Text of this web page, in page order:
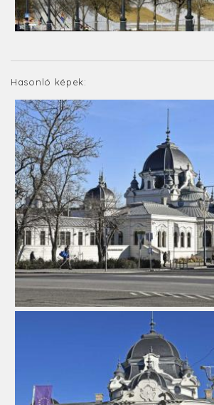
Hasonló képek: